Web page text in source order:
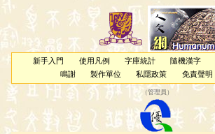
新手入門 使用凡例 字庫統計 隨機漢字
鳴謝
製作單位 私隱政策 免責聲明
（管理員 ）